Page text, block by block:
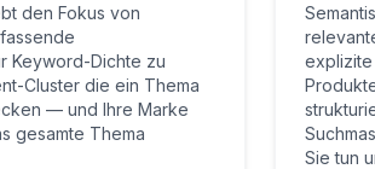
den Fokus von
Keyword-Dichte zu
Cluster die ein Thema
— und Ihre Marke
gesamte Thema
Sie tun